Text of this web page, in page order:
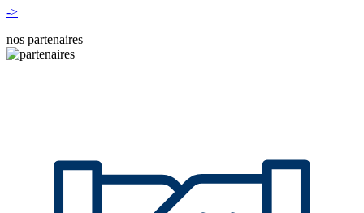
->
nos partenaires